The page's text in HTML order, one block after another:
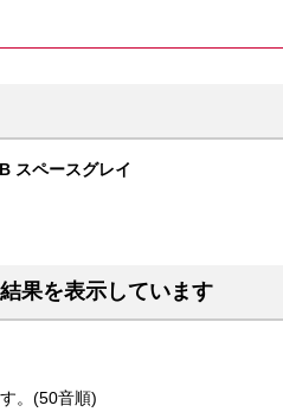
スペースグレイ
果を表示しています
。(50音順)